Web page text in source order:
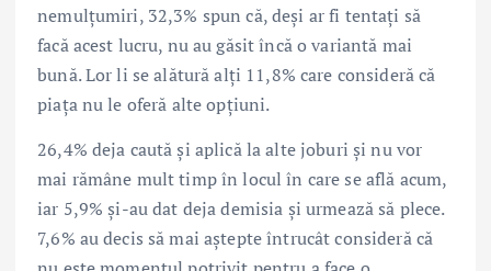
nemulțumiri, 32,3% spun că, deși ar fi tentați să
facă acest lucru, nu au găsit încă o variantă mai
bună. Lor li se alătură alți 11,8% care consideră că
piața nu le oferă alte opțiuni.
26,4% deja caută și aplică la alte joburi și nu vor
mai rămâne mult timp în locul în care se află acum,
iar 5,9% și-au dat deja demisia și urmează să plece.
7,6% au decis să mai aștepte întrucât consideră că